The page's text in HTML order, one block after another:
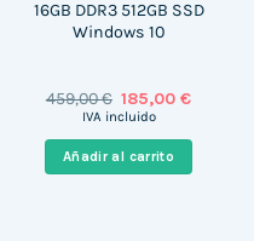
16GB DDR3 512GB SSD
Windows 10
459,00€ El
precio
era:
459,00 €.
185,00€El
es:
IVA incluido
Añadir al carrito